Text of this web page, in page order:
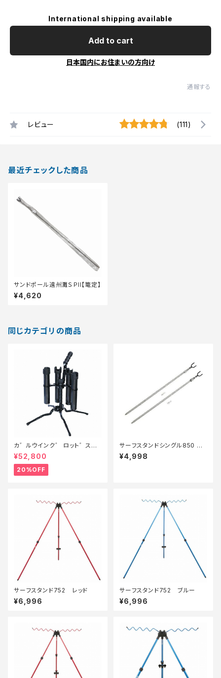
International shipping available
Add to cart
日本国内にお住まいの方向け
通報する
レビュー (111)
最近チェックした商品
サンドポール遠州灘ＳＰII【篭定】
¥4,620
同じカテゴリの商品
カ゛ルウインク゛ ロット゛スタ
ント゛ 4本 #フルフ゛ラック【特
価装備】【20】
¥52,800
20%OFF
サーフスタンドシングル850 ブ
ラック
¥4,998
サーフスタンド752 レッド
¥6,996
サーフスタンド752 ブルー
¥6,996